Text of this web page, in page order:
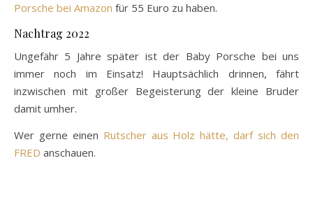
Porsche bei Amazon für 55 Euro zu haben.
Nachtrag 2022
Ungefähr 5 Jahre später ist der Baby Porsche bei uns
immer noch im Einsatz! Hauptsächlich drinnen, fährt
inzwischen mit großer Begeisterung der kleine Bruder
damit umher.
Wer gerne einen Rutscher aus Holz hätte, darf sich den
FRED anschauen.